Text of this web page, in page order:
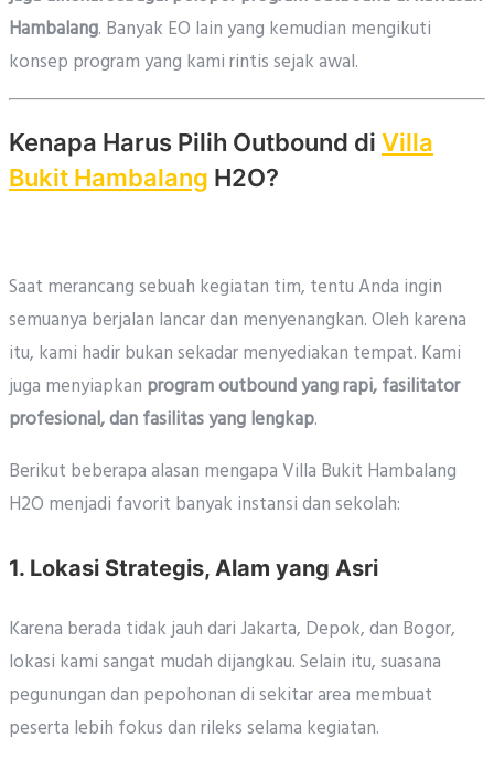
Hambalang. Banyak EO lain yang kemudian mengikuti
konsep program yang kami rintis sejak awal.
Kenapa Harus Pilih Outbound di Villa
Bukit Hambalang H2O?
Saat merancang sebuah kegiatan tim, tentu Anda ingin
semuanya berjalan lancar dan menyenangkan. Oleh karena
itu, kami hadir bukan sekadar menyediakan tempat. Kami
juga menyiapkan program outbound yang rapi, fasilitator
profesional, dan fasilitas yang lengkap.
Berikut beberapa alasan mengapa Villa Bukit Hambalang
H2O menjadi favorit banyak instansi dan sekolah:
1. Lokasi Strategis, Alam yang Asri
Karena berada tidak jauh dari Jakarta, Depok, dan Bogor,
lokasi kami sangat mudah dijangkau. Selain itu, suasana
pegunungan dan pepohonan di sekitar area membuat
peserta lebih fokus dan rileks selama kegiatan.